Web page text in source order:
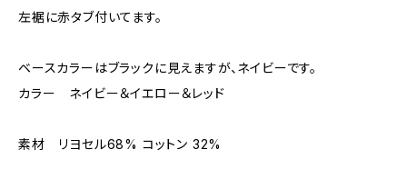
左裾に赤タブ付いてます。
ベースカラーはブラックに見えますが、ネイビーです。
カラー ネイビー＆イエロー＆レッド
素材 リヨセル68% コットン 32%